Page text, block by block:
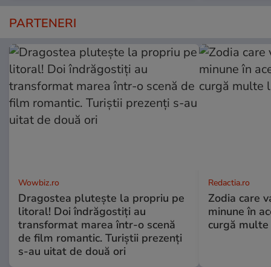
PARTENERI
Wowbiz.ro
Dragostea plutește la propriu pe
litoral! Doi îndrăgostiți au
transformat marea într-o scenă
de film romantic. Turiștii prezenți
s-au uitat de două ori
Redactia.ro
Zodia care
minune în
curgă